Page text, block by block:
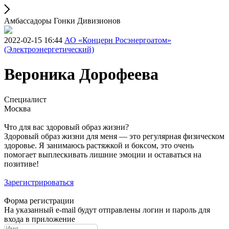
Амбассадоры Гонки Дивизионов
2022-02-15 16:44 АО «Концерн Росэнергоатом»
(Электроэнергетический)
Вероника Дорофеева
Специалист
Москва
Что для вас здоровый образ жизни?
Здоровый образ жизни для меня — это регулярная физическом
здоровье. Я занимаюсь растяжкой и боксом, это очень
помогает выплескивать лишние эмоции и оставаться на
позитиве!
Зарегистрироваться
Форма регистрации
На указанный e-mail будут отправлены логин и пароль для
входа в приложение